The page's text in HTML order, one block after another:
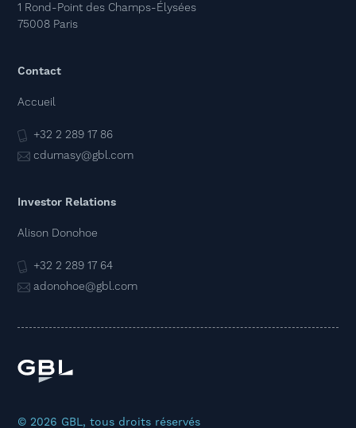
1 Rond-Point des Champs-Élysées
75008 Paris
Contact
Accueil
+32 2 289 17 86
cdumasy@gbl.com
Investor Relations
Alison Donohoe
+32 2 289 17 64
adonohoe@gbl.com
© 2026 GBL, tous droits réservés